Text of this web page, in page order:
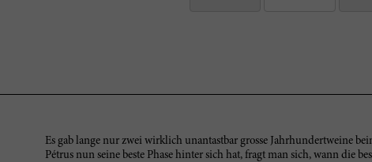
Es gab lange nur zwei wirklich unantastbar grosse Jahrhundertweine
Pétrus nun seine beste Phase hinter sich hat, fragt man sich, wann die